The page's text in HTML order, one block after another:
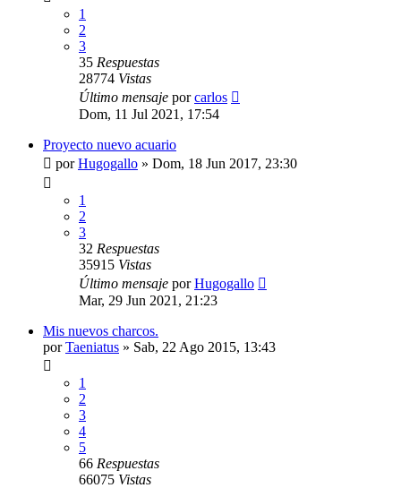
1
2
3
35 Respuestas
28774 Vistas
Último mensaje porcarlos
Dom, 11 Jul 2021, 17:54
Proyecto nuevo acuario
porHugogallo » Dom, 18 Jun 2017, 23:30
1
2
3
32 Respuestas
35915 Vistas
Último mensaje porHugogallo
Mar, 29 Jun 2021, 21:23
Mis nuevos charcos.
porTaeniatus » Sab, 22 Ago 2015, 13:43
1
2
3
4
5
66 Respuestas
66075 Vistas